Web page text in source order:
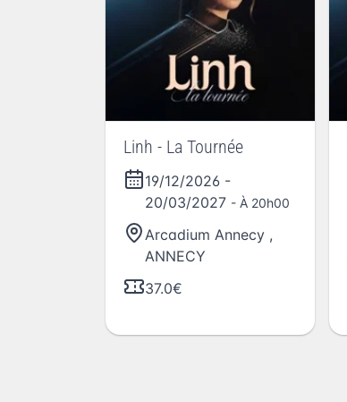
Linh - La Tournée
19/12/2026 -
20/03/2027 - À 20h00
Arcadium Annecy ,
ANNECY
37.0€